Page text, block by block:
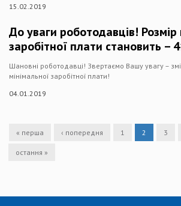
15.02.2019
До уваги роботодавців! Розмір
заробітної плати становить –
Шановні роботодавці! Звертаємо Вашу увагу –
мінімальної заробітної плати!
04.01.2019
« перша ‹ попередня 1 2 3
остання »